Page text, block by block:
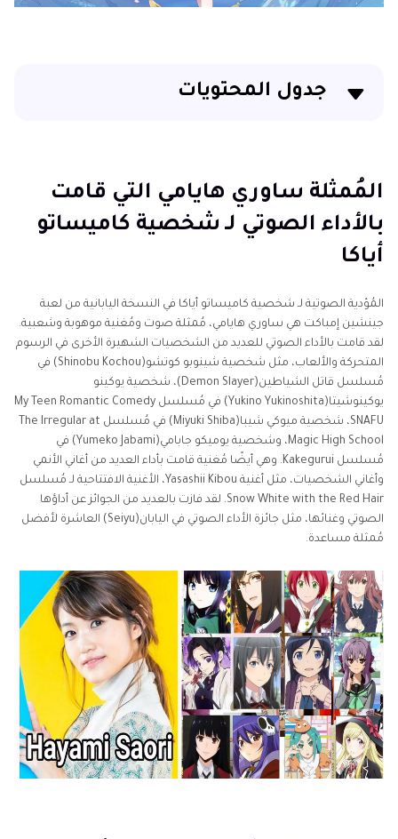
جدول المحتويات
الأسئلة الشائعة حول شخصية كاميساتو أياكا في لعبة
جينشين إمباكت
تحويل صوتك إلى شخصية كاميساتو أياكا
الخُلاصة
المُمثلة ساوري هايامي التي قامت
بالأداء الصوتي لـ شخصية كاميساتو
أياكا
المُؤدية الصوتية لـ شخصية كاميساتو أياكا في النسخة اليابانية من لعبة
جينشين إمباكت هي ساوري هايامي، مُمثلة صوت ومُغنية موهوبة وشعبية.
لقد قامت بالأداء الصوتي للعديد من الشخصيات الشهيرة الأخرى في الرسوم
المتحركة والألعاب، مثل شخصية شينوبو كوتشو(Shinobu Kochou) في
مُسلسل قاتل الشياطين(Demon Slayer)، شخصية يوكينو
يوكينوشيتا(Yukino Yukinoshita) في مُسلسل My Teen Romantic Comedy
SNAFU، شخصية ميوكي شيبا(Miyuki Shiba) في مُسلسل The Irregular at
Magic High School، وشخصية يوميكو جابامي(Yumeko Jabami) في
مُسلسل Kakegurui. وهي أيضًا مُغنية قامت بأداء العديد من أغاني الأنمي
وأغاني الشخصيات، مثل أغنية Yasashii Kibou، الأغنية الافتتاحية لـ مُسلسل
Snow White with the Red Hair. لقد فازت بالعديد من الجوائز عن أداؤها
الصوتي وغنائها، مثل جائزة الأداء الصوتي في اليابان(Seiyu) العاشرة لأفضل
مُمثلة مساعدة.